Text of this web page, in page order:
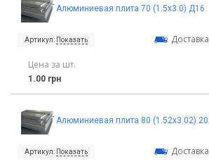
Алюминиевая плита 70 (1.5х3.0) Д16
Артикул: Показать
Цена за шт.
1.00 грн
Алюминиевая плита 80 (1.52х3.02)
Артикул: Показать